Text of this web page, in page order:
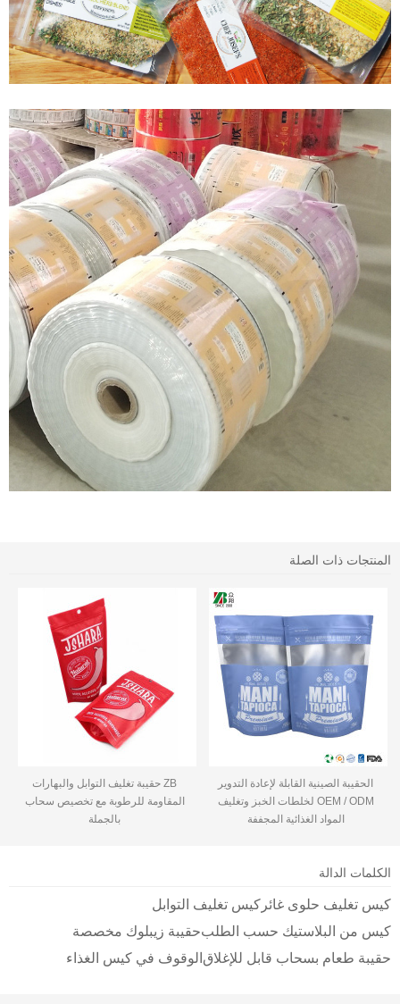
المنتجات ذات الصلة
الحقيبة الصينية القابلة لإعادة التدوير
OEM / ODM لخلطات الخبز وتغليف
المواد الغذائية المجففة
ZB حقيبة تغليف التوابل والبهارات
المقاومة للرطوبة مع تخصيص سحاب
بالجملة
الكلمات الدالة
كيس تغليف حلوى غائر كيس تغليف التوابل
كيس من البلاستيك حسب الطلبحقيبة زيبلوك مخصصة
حقيبة طعام بسحاب قابل للإغلاق الوقوف في كيس الغذاء